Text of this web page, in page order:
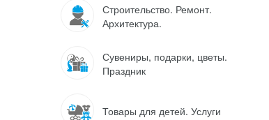
Строительство. Ремонт.
Архитектура.
Сувениры, подарки, цветы.
Праздник
Товары для детей. Услуги